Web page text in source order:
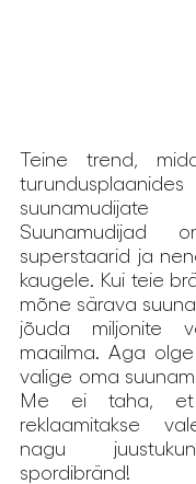
Teine trend,
Suunamudijad
superstaarid ja
kaugele. Kui teie
mõne särava
jõuda miljonite
maailma. Aga
valige oma
Me ei taha,
reklaamitakse
nagu
spordibränd!